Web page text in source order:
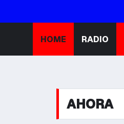
HOME RADIO
AHORA